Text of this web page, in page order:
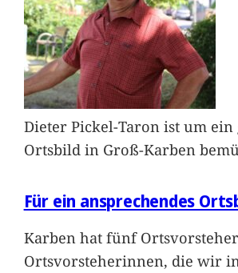
Dieter Pickel-Taron ist um ein
Ortsbild in Groß-Karben
Für ein ansprechendes
Karben hat fünf
Ortsvorsteherinnen, die wir